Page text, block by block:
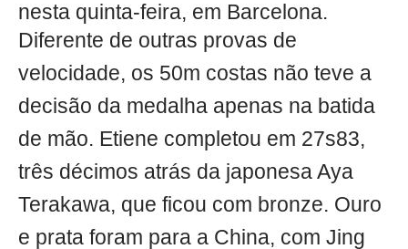
nesta quinta-feira, em Barcelona.
Diferente de outras provas de
velocidade, os 50m costas não teve a
decisão da medalha apenas na batida
de mão. Etiene completou em 27s83,
três décimos atrás da japonesa Aya
Terakawa, que ficou com bronze. Ouro
e prata foram para a China, com Jing